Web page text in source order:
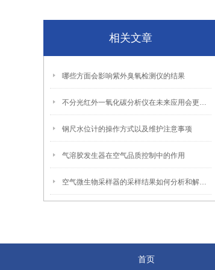
相关文章
哪些方面会影响紫外臭氧检测仪的结果
不分光红外一氧化碳分析仪在未来应用会更加广泛和深入
钢尺水位计的操作方式以及维护注意事项
气溶胶发生器在空气品质控制中的作用
空气微生物采样器的采样结果如何分析和解读？
首页